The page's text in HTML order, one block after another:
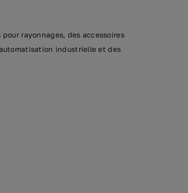
rayonnages, des accessoires
industrielle et des